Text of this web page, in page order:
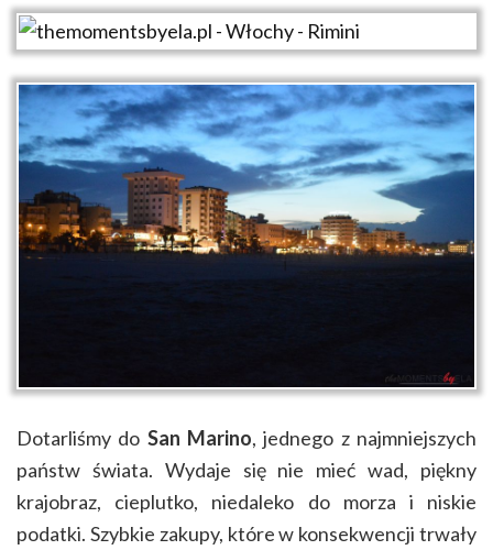
Dotarliśmy do San Marino, jednego z najmniejszych
państw świata. Wydaje się nie mieć wad, piękny
krajobraz, cieplutko, niedaleko do morza i niskie
podatki. Szybkie zakupy, które w konsekwencji trwały